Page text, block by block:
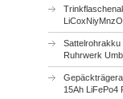
Sattelrohrakku
Ruhrwerk
15Ah LiFePo4